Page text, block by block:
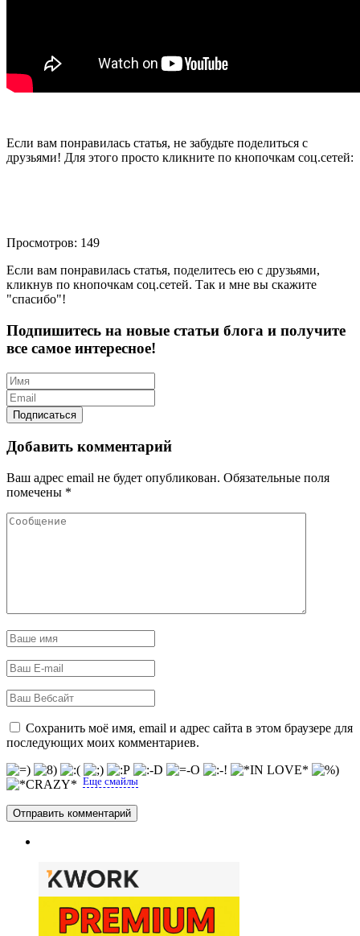
Если вам понравилась статья, не забудьте поделиться с
друзьями! Для этого просто кликните по кнопочкам соц.сетей:
Просмотров: 149
Если вам понравилась статья, поделитесь ею с друзьями,
кликнув по кнопочкам соц.сетей. Так и мне вы скажите
"спасибо"!
Подпишитесь на новые статьи блога и получите
все самое интересное!
Добавить комментарий
Ваш адрес email не будет опубликован. Обязательные поля
помечены *
Сохранить моё имя, email и адрес сайта в этом браузере для
последующих моих комментариев.
Еще смайлы